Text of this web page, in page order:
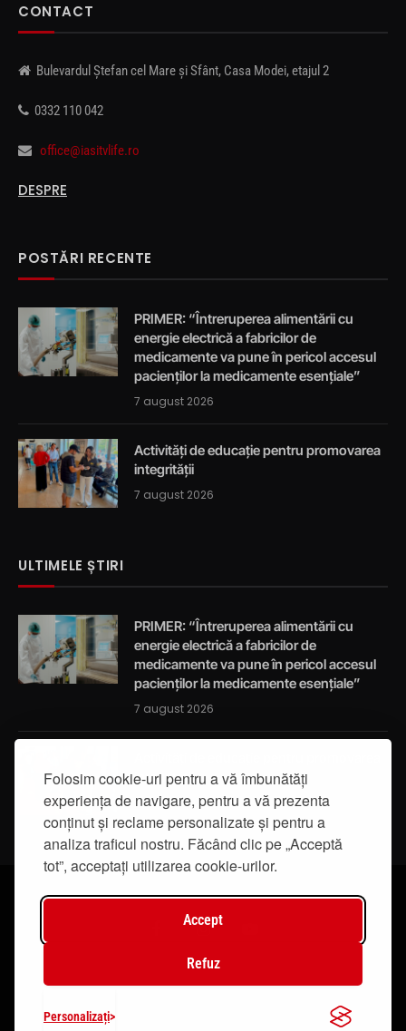
Folosim cookie-uri pentru a vă îmbunătăți
experiența de navigare, pentru a vă prezenta
conținut și reclame personalizate și pentru a
analiza traficul nostru. Făcând clic pe „Acceptă
tot”, acceptați utilizarea cookie-urilor.
Accept
Refuz
Personalizați
CONTACT
Bulevardul Ștefan cel Mare și Sfânt, Casa Modei, etajul 2
0332 110 042
office@iasitvlife.ro
DESPRE
POSTĂRI RECENTE
PRIMER: “Întreruperea alimentării cu
energie electrică a fabricilor de
medicamente va pune în pericol accesul
pacienților la medicamente esențiale”
7 august 2026
Activități de educație pentru promovarea
integrității
7 august 2026
ULTIMELE ȘTIRI
PRIMER: “Întreruperea alimentării cu
energie electrică a fabricilor de
medicamente va pune în pericol accesul
pacienților la medicamente esențiale”
7 august 2026
integrității
7 august 2026
© 2019 - IasiTV Life. Toate drepturile rezervate.